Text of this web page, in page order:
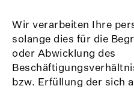
Wir verarbeiten Ihre
solange dies für die
oder Abwicklung des
bzw. Erfüllung der sich